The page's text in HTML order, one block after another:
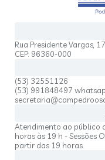
Rua Presidente Vargas,
CEP: 96360-000
(53) 32551126
(53) 991848497
Atendimento ao público
horas às 19 h - Sessões
partir das 19 horas